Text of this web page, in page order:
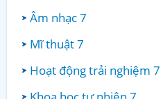
Âm nhạc 7
Mĩ thuật 7
Hoạt động trải nghiệm 7